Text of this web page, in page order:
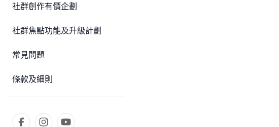
社群創作有價企劃
社群焦點功能及升級計劃
常見問題
條款及細則